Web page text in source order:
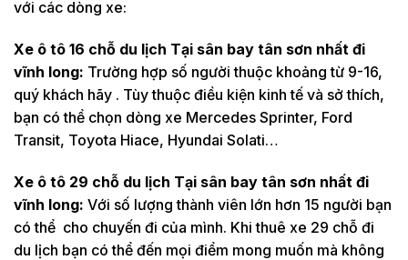
với các dòng xe:
Xe ô tô 16 chỗ du lịch Tại sân bay tân sơn nhất đi
vĩnh long: Trường hợp số người thuộc khoảng từ 9-16,
quý khách hãy . Tùy thuộc điều kiện kinh tế và sở thích,
bạn có thể chọn dòng xe Mercedes Sprinter, Ford
Transit, Toyota Hiace, Hyundai Solati…
Xe ô tô 29 chỗ du lịch Tại sân bay tân sơn nhất đi
vĩnh long: Với số lượng thành viên lớn hơn 15 người bạn
có thể cho chuyến đi của mình. Khi thuê xe 29 chỗ đi
du lịch bạn có thể đến mọi điểm mong muốn mà không